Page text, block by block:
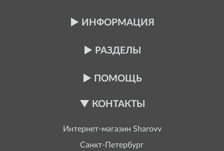
ИНФОРМАЦИЯ
РАЗДЕЛЫ
ПОМОЩЬ
КОНТАКТЫ
Интернет-магазин Sharovv
Санкт-Петербург